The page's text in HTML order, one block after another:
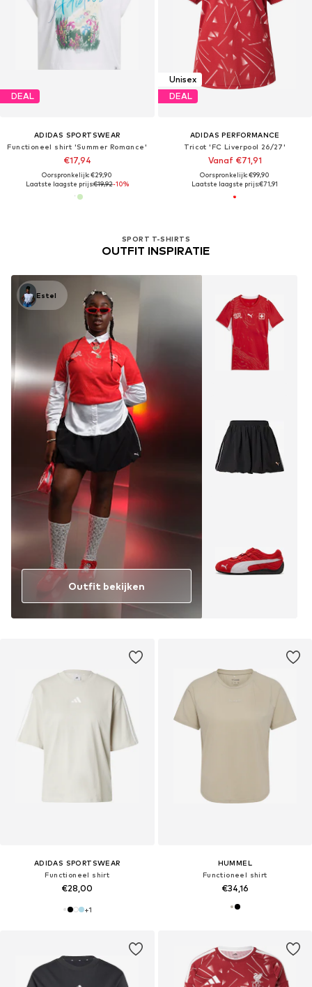
DEAL
ADIDAS SPORTSWEAR
Functioneel shirt 'Summer Romance'
€17,94
Oorspronkelijk: €29,90
Laatste laagste prijs:€19,92-10%
Unisex
DEAL
ADIDAS PERFORMANCE
Tricot 'FC Liverpool 26/27'
Vanaf €71,91
Oorspronkelijk: €99,90
Laatste laagste prijs:€71,91
ADIDAS SPORTSWEAR
Functioneel shirt
€28,00
+1
HUMMEL
Functioneel shirt
€34,16
SPORT T-SHIRTS
OUTFIT INSPIRATIE
Estel
Outfit bekijken